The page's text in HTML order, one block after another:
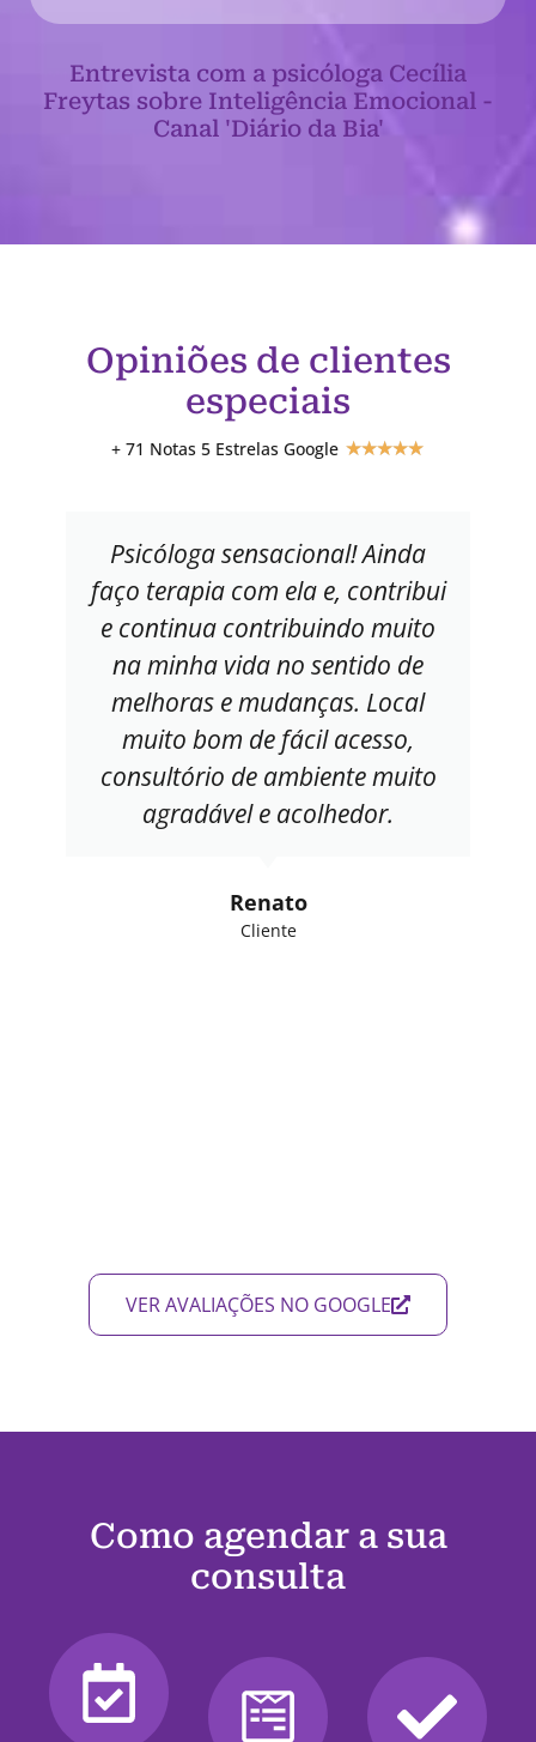
Entrevista com a psicóloga Cecília
Freytas sobre Inteligência Emocional -
Canal 'Diário da Bia'
Opiniões de clientes
especiais
+ 71 Notas 5 Estrelas Google ★★★★★
Psicóloga sensacional! Ainda
faço terapia com ela e, contribui
e continua contribuindo muito
na minha vida no sentido de
melhoras e mudanças. Local
muito bom de fácil acesso,
consultório de ambiente muito
agradável e acolhedor.
Renato
Cliente
VER AVALIAÇÕES NO GOOGLE
Como agendar a sua
consulta